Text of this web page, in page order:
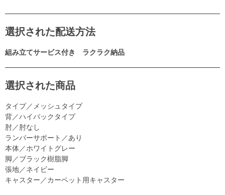
選択された配送方法
組み立てサービス付き ラクラク納品
選択された商品
タイプ／メッシュタイプ
背／ハイバックタイプ
肘／肘なし
ランバーサポート／あり
本体／ホワイトグレー
脚／ブラック樹脂脚
張地／ネイビー
キャスター／カーペット用キャスター